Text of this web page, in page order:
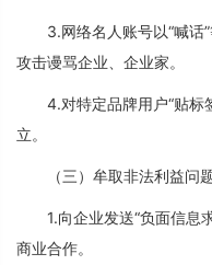
3.网络名人账号以“喊话
攻击谩骂企业、企业家。
4.对特定品牌用户“贴标
立。
（三）牟取非法利益问
1.向企业发送“负面信息
商业合作。